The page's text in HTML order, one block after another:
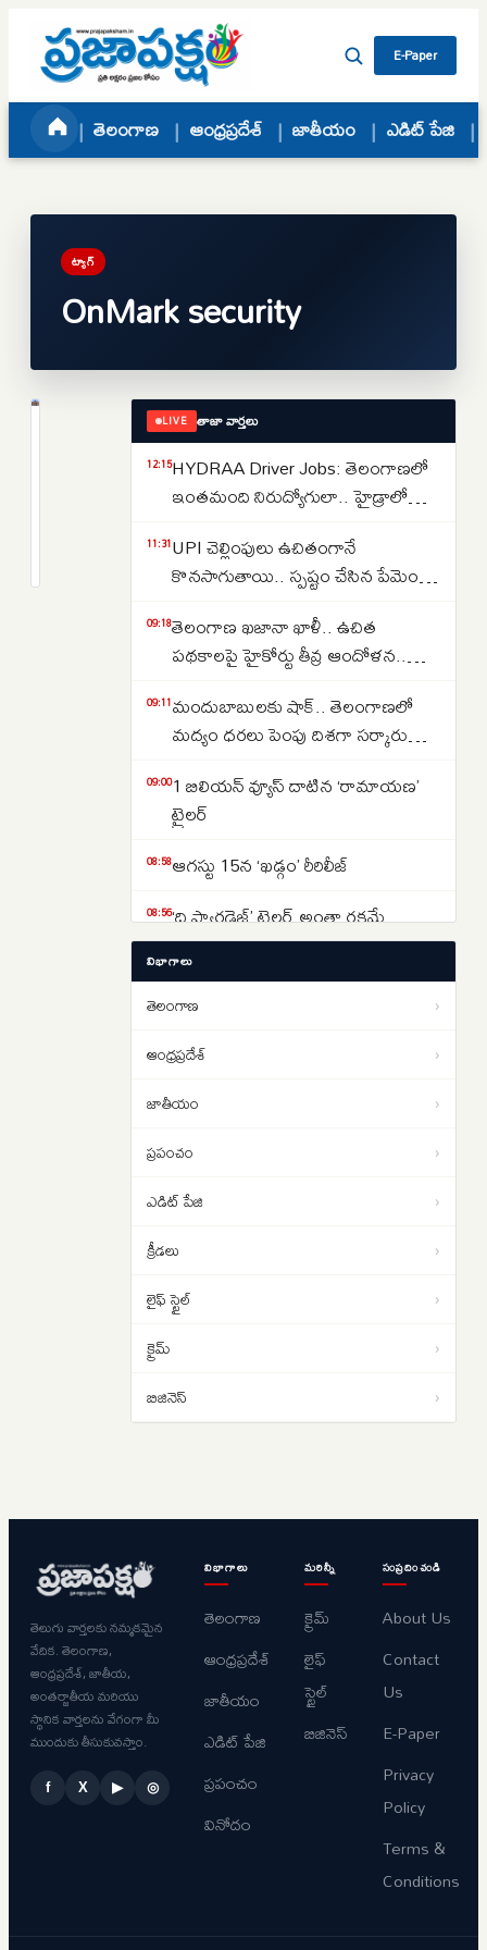
Skip to content
E-Paper
తెలంగాణ ఆంధ్రప్రదేశ్ జాతీయం ఎడిట్ పేజి
ట్యాగ్
OnMark security
LIVE తాజా వార్తలు
12:15HYDRAA Driver Jobs: తెలంగాణలో
ఇంతమంది నిరుద్యోగులా.. హైడ్రాలో
వేలాది మంది..
11:31UPI చెల్లింపులు ఉచితంగానే
కొనసాగుతాయి.. స్పష్టం చేసిన పేమెంట్
09:18తెలంగాణ ఖజానా ఖాళీ.. ఉచిత
పథకాలపై హైకోర్టు తీవ్ర ఆందోళన..
నిలదీత..
09:11మందుబాబులకు షాక్.. తెలంగాణలో
మద్యం ధరలు పెంపు దిశగా సర్కారు
09:001 బిలియన్ వ్యూస్ దాటిన ‘రామాయణ’
ట్రైలర్
08:58ఆగస్టు 15న ‘ఖడ్గం’ రీరిలీజ్
08:56‘ది ప్యారడైజ్’ ట్రైలర్ అంతా రక్తమే
08:53‘డూ ఆర్‌ డై’ నినాదంతో క్విట్‌ ఇండియా
ఉద్యమం
విభాగాలు
తెలంగాణ ›
ఆంధ్రప్రదేశ్ ›
జాతీయం ›
ప్రపంచం ›
ఎడిట్ పేజి ›
క్రీడలు ›
లైఫ్ స్టైల్ ›
క్రైమ్ ›
బిజినెస్ ›
తెలుగు వార్తలకు నమ్మకమైన
వేదిక. తెలంగాణ,
ఆంధ్రప్రదేశ్, జాతీయ,
అంతర్జాతీయ మరియు
స్థానిక వార్తలను వేగంగా మీ
ముందుకు తీసుకువస్తాం.
f X ▶ ◎
విభాగాలు
తెలంగాణ
ఆంధ్రప్రదేశ్
జాతీయం
ఎడిట్ పేజి
ప్రపంచం
వినోదం
మరిన్నీ
క్రైమ్
లైఫ్
స్టైల్
బిజినెస్
సంప్రదించండి
About Us
Contact
Us
E-Paper
Privacy
Policy
Terms &
Conditions